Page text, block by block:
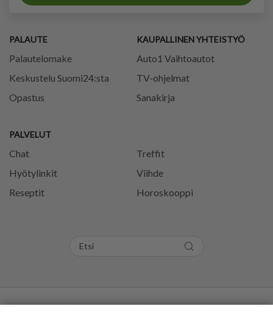
PALAUTE
Palautelomake
Keskustelu Suomi24:sta
Opastus
PALVELUT
Chat
Treffit
Hyötylinkit
Viihde
Reseptit
Horoskooppi
KAUPALLINEN YHTEISTYÖ
Auto1 Vaihtoautot
TV-ohjelmat
Sanakirja